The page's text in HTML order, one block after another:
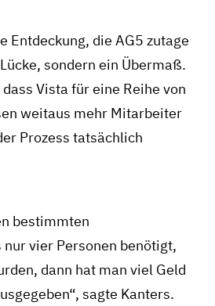
Entdeckung, die AG5 zutage
sondern ein Übermaß.
Vista für eine Reihe von
weitaus mehr Mitarbeiter
Prozess tatsächlich
bestimmten
vier Personen benötigt,
dann hat man viel Geld
sagte Kanters.